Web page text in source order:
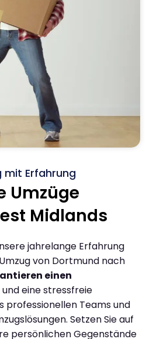
mit Erfahrung
Umzüge
Midlands
jahrelange Erfahrung
von Dortmund nach
einen
und eine stressfreie
professionellen Teams und
Setzen Sie auf
persönlichen Gegenstände